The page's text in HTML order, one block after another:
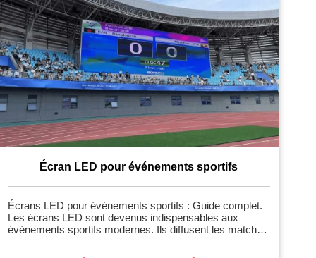
Écran LED pour événements sportifs
Écrans LED pour événements sportifs : Guide complet.
Les écrans LED sont devenus indispensables aux
événements sportifs modernes. Ils diffusent les matchs